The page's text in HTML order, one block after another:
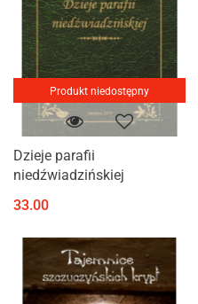
Produkt niedostępny
Dzieje parafii
niedźwiadzińskiej
33.00